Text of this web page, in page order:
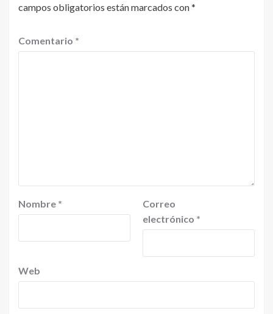
campos obligatorios están marcados con*
Comentario *
Nombre *
Correo
electrónico *
Web